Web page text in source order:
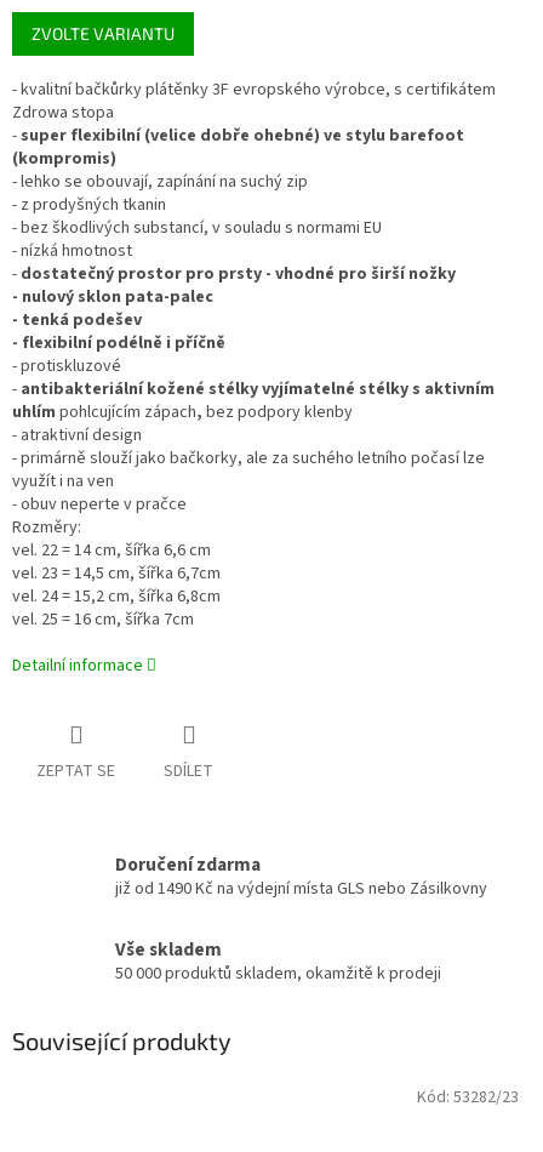
Měrná
cena:
ZVOLTE VARIANTU
- kvalitní bačkůrky plátěnky 3F evropského výrobce, s certifikátem
Zdrowa stopa
- super flexibilní (velice dobře ohebné) ve stylu barefoot
(kompromis)
- lehko se obouvají, zapínání na suchý zip
- z prodyšných tkanin
- bez škodlivých substancí, v souladu s normami EU
- nízká hmotnost
- dostatečný prostor pro prsty - vhodné pro širší nožky
- nulový sklon pata-palec
- tenká podešev
- flexibilní podélně i příčně
- protiskluzové
- antibakteriální kožené stélky vyjímatelné stélky s aktivním
uhlím pohlcujícím zápach, bez podpory klenby
- atraktivní design
- primárně slouží jako bačkorky, ale za suchého letního počasí lze
využít i na ven
- obuv neperte v pračce
Rozměry:
vel. 22 = 14 cm, šířka 6,6 cm
vel. 23 = 14,5 cm, šířka 6,7cm
vel. 24 = 15,2 cm, šířka 6,8cm
vel. 25 = 16 cm, šířka 7cm
Detailní informace
ZEPTAT SE SDÍLET
Doručení zdarma
již od 1490 Kč na výdejní místa GLS nebo Zásilkovny
Vše skladem
50 000 produktů skladem, okamžitě k prodeji
Související produkty
Kód: 53282/23